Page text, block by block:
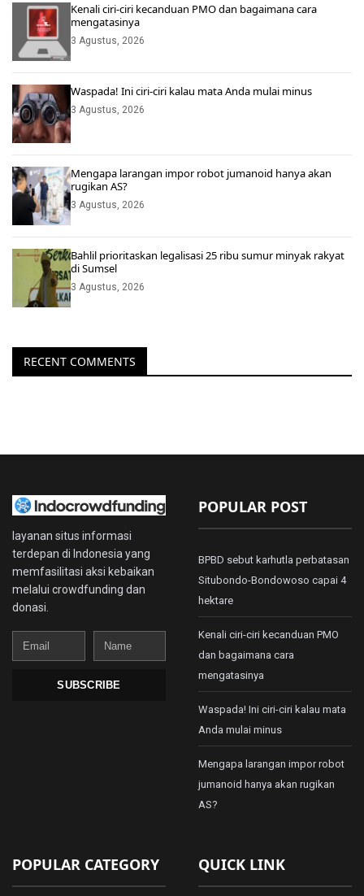
Kenali ciri-ciri kecanduan PMO dan bagaimana cara
mengatasinya
3 Agustus, 2026
Waspada! Ini ciri-ciri kalau mata Anda mulai minus
3 Agustus, 2026
Mengapa larangan impor robot jumanoid hanya akan
rugikan AS?
3 Agustus, 2026
Bahlil prioritaskan legalisasi 25 ribu sumur minyak rakyat
di Sumsel
3 Agustus, 2026
RECENT COMMENTS
layanan situs informasi
terdepan di Indonesia yang
memfasilitasi aksi kebaikan
melalui crowdfunding dan
donasi.
Email
Name
SUBSCRIBE
POPULAR POST
BPBD sebut karhutla perbatasan
Situbondo-Bondowoso capai 4
hektare
Kenali ciri-ciri kecanduan PMO
dan bagaimana cara
mengatasinya
Waspada! Ini ciri-ciri kalau mata
Anda mulai minus
Mengapa larangan impor robot
jumanoid hanya akan rugikan
AS?
POPULAR CATEGORY QUICK LINK